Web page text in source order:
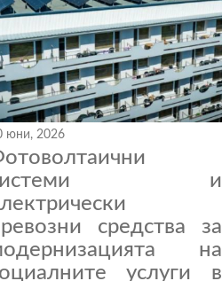
юни, 2026
и
средства за
на
услуги в